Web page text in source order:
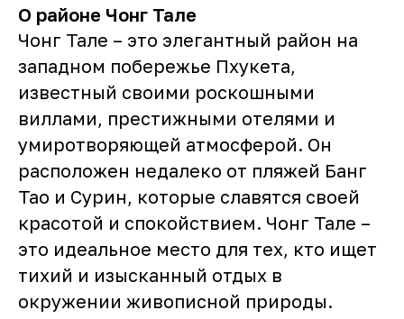
О районе Чонг Тале
Чонг Тале – это элегантный район на
западном побережье Пхукета,
известный своими роскошными
виллами, престижными отелями и
умиротворяющей атмосферой. Он
расположен недалеко от пляжей Банг
Тао и Сурин, которые славятся своей
красотой и спокойствием. Чонг Тале –
это идеальное место для тех, кто ищет
тихий и изысканный отдых в
окружении живописной природы.